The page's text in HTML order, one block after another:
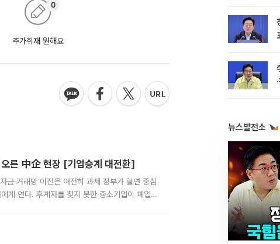
추가취재 원해요
0
른 中企 현장 [기업승계 대전환]
금·거래망 이전은 여전히 과제 정부가 혈연 중심
게 연다. 후계자를 찾지 못한 중소기업이 폐업
뉴스발전소